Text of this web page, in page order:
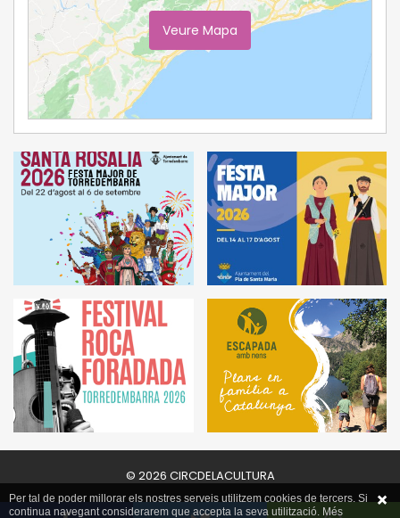
Veure Mapa
© 2026 CIRCDELACULTURA
Per tal de poder millorar els nostres serveis utilitzem cookies de tercers. Si
continua navegant considerarem que accepta la seva utilització. Més